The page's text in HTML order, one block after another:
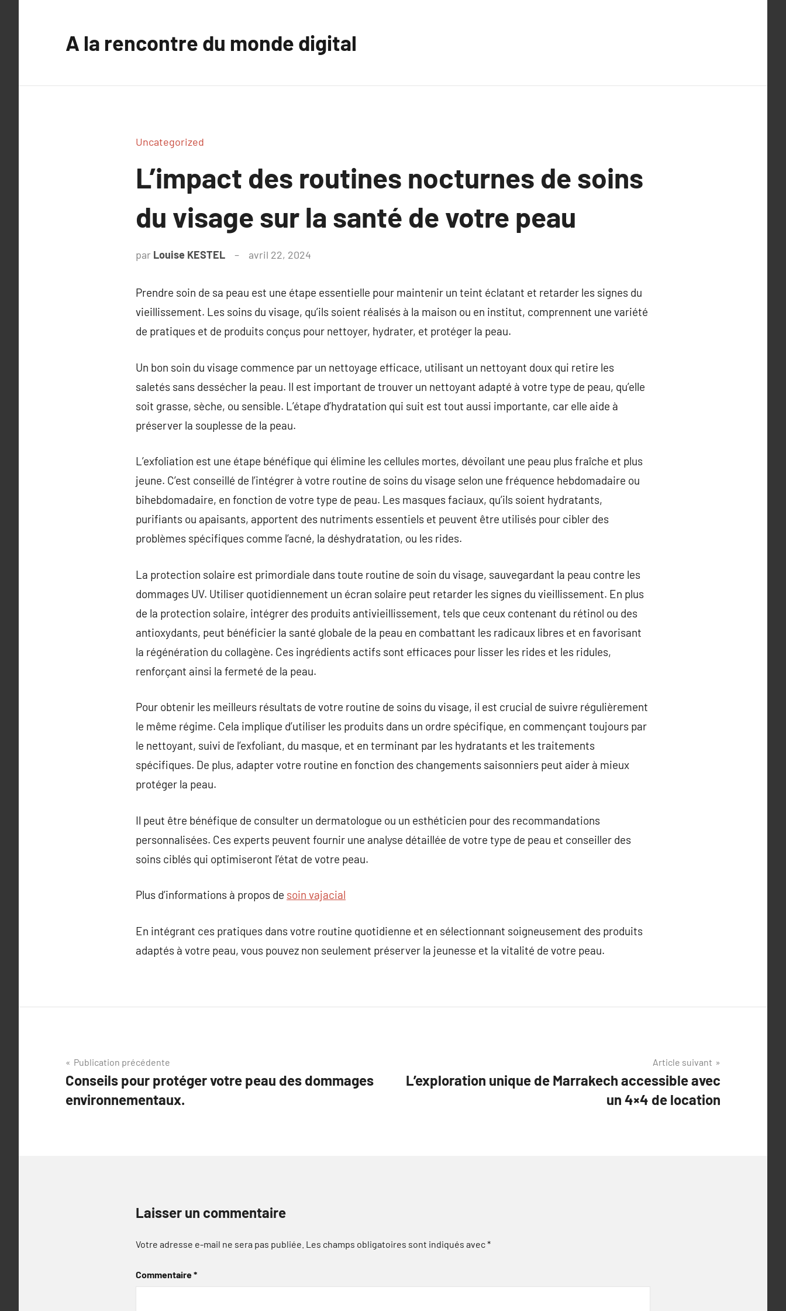
A la rencontre du monde digital
Uncategorized
L’impact des routines nocturnes de soins
du visage sur la santé de votre peau
par Louise KESTEL avril 22, 2024
Prendre soin de sa peau est une étape essentielle pour maintenir un teint éclatant et retarder les signes du
vieillissement. Les soins du visage, qu’ils soient réalisés à la maison ou en institut, comprennent une variété
de pratiques et de produits conçus pour nettoyer, hydrater, et protéger la peau.
Un bon soin du visage commence par un nettoyage efficace, utilisant un nettoyant doux qui retire les
saletés sans dessécher la peau. Il est important de trouver un nettoyant adapté à votre type de peau, qu’elle
soit grasse, sèche, ou sensible. L’étape d’hydratation qui suit est tout aussi importante, car elle aide à
préserver la souplesse de la peau.
L’exfoliation est une étape bénéfique qui élimine les cellules mortes, dévoilant une peau plus fraîche et plus
jeune. C’est conseillé de l’intégrer à votre routine de soins du visage selon une fréquence hebdomadaire ou
bihebdomadaire, en fonction de votre type de peau. Les masques faciaux, qu’ils soient hydratants,
purifiants ou apaisants, apportent des nutriments essentiels et peuvent être utilisés pour cibler des
problèmes spécifiques comme l’acné, la déshydratation, ou les rides.
La protection solaire est primordiale dans toute routine de soin du visage, sauvegardant la peau contre les
dommages UV. Utiliser quotidiennement un écran solaire peut retarder les signes du vieillissement. En plus
de la protection solaire, intégrer des produits antivieillissement, tels que ceux contenant du rétinol ou des
antioxydants, peut bénéficier la santé globale de la peau en combattant les radicaux libres et en favorisant
la régénération du collagène. Ces ingrédients actifs sont efficaces pour lisser les rides et les ridules,
renforçant ainsi la fermeté de la peau.
Pour obtenir les meilleurs résultats de votre routine de soins du visage, il est crucial de suivre régulièrement
le même régime. Cela implique d’utiliser les produits dans un ordre spécifique, en commençant toujours par
le nettoyant, suivi de l’exfoliant, du masque, et en terminant par les hydratants et les traitements
spécifiques. De plus, adapter votre routine en fonction des changements saisonniers peut aider à mieux
protéger la peau.
Il peut être bénéfique de consulter un dermatologue ou un esthéticien pour des recommandations
personnalisées. Ces experts peuvent fournir une analyse détaillée de votre type de peau et conseiller des
soins ciblés qui optimiseront l’état de votre peau.
Plus d’informations à propos de soin vajacial
En intégrant ces pratiques dans votre routine quotidienne et en sélectionnant soigneusement des produits
adaptés à votre peau, vous pouvez non seulement préserver la jeunesse et la vitalité de votre peau.
Navigation
de
l’article
Publication précédente
Conseils pour protéger votre peau des dommages
environnementaux.
Article suivant
L’exploration unique de Marrakech accessible avec
un 4×4 de location
Laisser un commentaire
Votre adresse e-mail ne sera pas publiée. Les champs obligatoires sont indiqués avec*
Commentaire*